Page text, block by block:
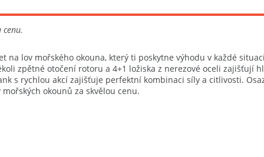
na lov mořského okouna, který ti poskytne výhodu v každé
zpětné otočení rotoru a 4+1 ložiska z nerezové oceli zajišťují
s rychlou akcí zajišťuje perfektní kombinaci síly a citlivosti.
okounů za skvělou cenu.